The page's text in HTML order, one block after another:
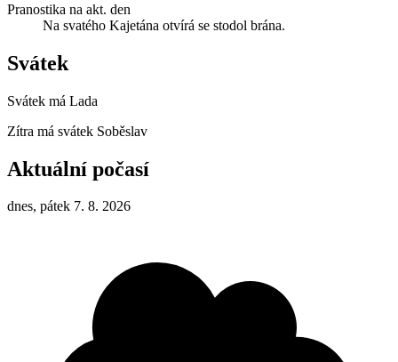
Pranostika na akt. den
Na svatého Kajetána otvírá se stodol brána.
Svátek
Svátek má Lada
Zítra má svátek Soběslav
Aktuální počasí
dnes, pátek 7. 8. 2026